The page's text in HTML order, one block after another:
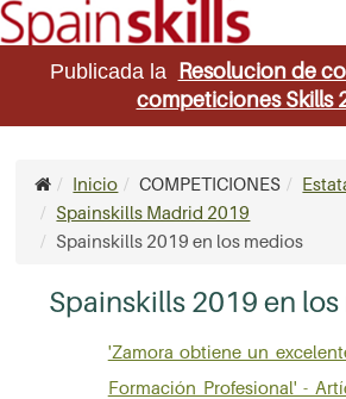
Publicada la Resolucion de
competiciones Skills
Inicio COMPETICIONES
Spainskills Madrid 2019
Spainskills 2019 en los medios
Spainskills 2019 en
'Zamora obtiene un
Formación Profesional' -